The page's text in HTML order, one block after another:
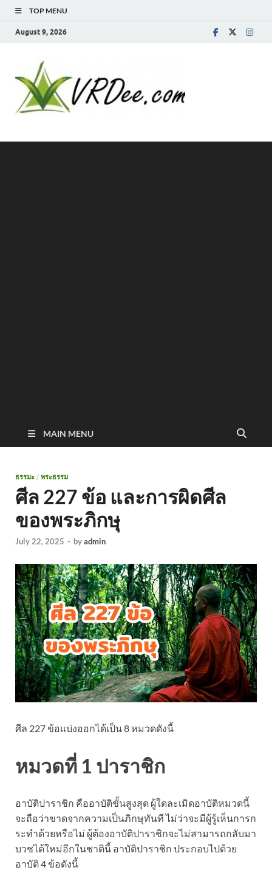
TOP MENU
August 9, 2026
MAIN MENU
ธรรมะ / พระธรรม
ศีล 227 ข้อ และการผิดศีล
ของพระภิกษุ
July 22, 2025 - byadmin
ศีล 227 ข้อแบ่งออกได้เป็น 8 หมวดดังนี้
หมวดที่ 1 ปาราชิก
อาบัติปาราชิก คืออาบัติขั้นสูงสุด ผู้ใดละเมิดอาบัติหมวดนี้
จะถือว่าขาดจากความเป็นภิกษุทันที ไม่ว่าจะมีผู้รู้เห็นการก
ระทำด้วยหรือไม่ ผู้ต้องอาบัติปาราชิกจะไม่สามารถกลับมา
บวชได้ใหม่อีกในชาตินี้ อาบัติปาราชิก ประกอบไปด้วย
อาบัติ 4 ข้อดังนี้